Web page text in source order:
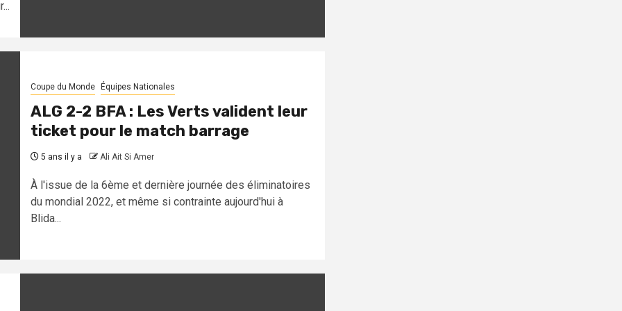
Coupe du Monde Équipes Nationales
ALG 2-2 BFA : Les Verts valident leur
ticket pour le match barrage
5 ans il y a Ali Ait Si Amer
À l'issue de la 6ème et dernière journée des éliminatoires
du mondial 2022, et même si contrainte aujourd'hui à
Blida...